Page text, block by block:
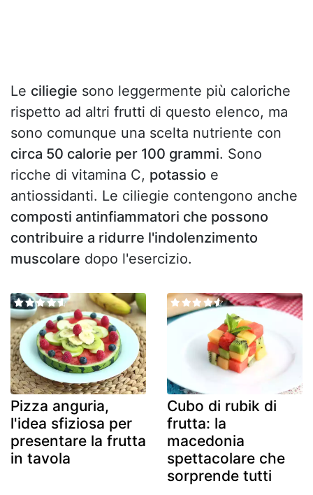
Le ciliegie sono leggermente più caloriche
rispetto ad altri frutti di questo elenco, ma
sono comunque una scelta nutriente con
circa 50 calorie per 100 grammi. Sono
ricche di vitamina C, potassio e
antiossidanti. Le ciliegie contengono anche
composti antinfiammatori che possono
contribuire a ridurre l'indolenzimento
muscolare dopo l'esercizio.
Pizza anguria,
l'idea sfiziosa per
presentare la frutta
in tavola
Cubo di rubik di
frutta: la
macedonia
spettacolare che
sorprende tutti